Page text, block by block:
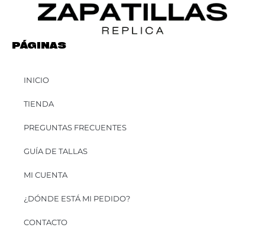
PÁGINAS
INICIO
TIENDA
PREGUNTAS FRECUENTES
GUÍA DE TALLAS
MI CUENTA
¿DÓNDE ESTÁ MI PEDIDO?
CONTACTO